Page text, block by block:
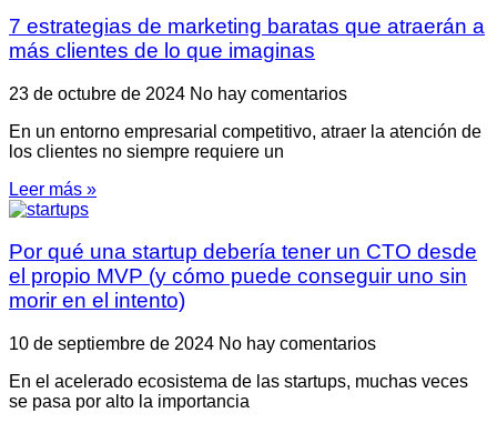
7 estrategias de marketing baratas que atraerán a
más clientes de lo que imaginas
23 de octubre de 2024 No hay comentarios
En un entorno empresarial competitivo, atraer la atención de
los clientes no siempre requiere un
Leer más »
Por qué una startup debería tener un CTO desde
el propio MVP (y cómo puede conseguir uno sin
morir en el intento)
10 de septiembre de 2024 No hay comentarios
En el acelerado ecosistema de las startups, muchas veces
se pasa por alto la importancia